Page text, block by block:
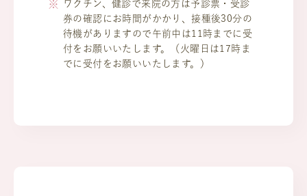
ワクチン、健診で来院の方は予診票・受診
券の確認にお時間がかかり、接種後30分の
待機がありますので午前中は11時までに受
付をお願いいたします。（火曜日は17時ま
でに受付をお願いいたします。）